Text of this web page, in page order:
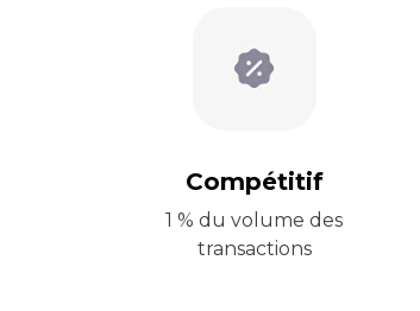
1 % du volume des
transactions
Compétitif